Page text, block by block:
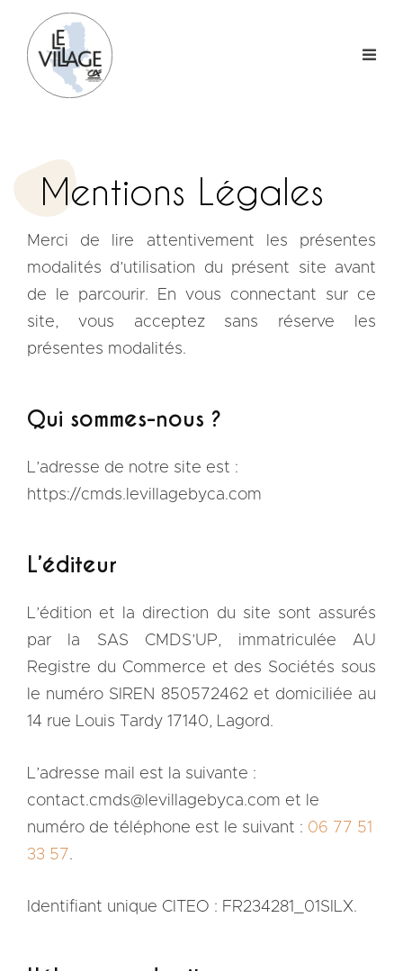
content
Mentions Légales
Merci de lire attentivement les présentes
modalités d’utilisation du présent site avant
de le parcourir. En vous connectant sur ce
site, vous acceptez sans réserve les
présentes modalités.
Qui sommes-nous ?
L’adresse de notre site est :
https://cmds.levillagebyca.com
L’éditeur
L’édition et la direction du site sont assurés
par la SAS CMDS’UP, immatriculée AU
Registre du Commerce et des Sociétés sous
le numéro SIREN 850572462 et domiciliée au
14 rue Louis Tardy 17140, Lagord.
L’adresse mail est la suivante :
contact.cmds@levillagebyca.com et le
numéro de téléphone est le suivant : 06 77 51
33 57.
Identifiant unique CITEO : FR234281_01SILX.